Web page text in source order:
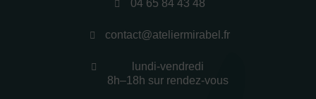
04 65 84 43 48
contact@ateliermirabel.fr
lundi-vendredi
8h–18h sur rendez-vous